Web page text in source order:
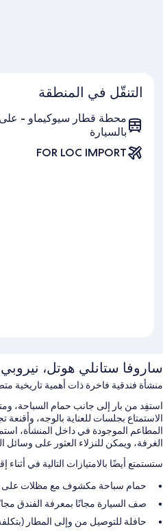
التنقّل في المنطقة
بالسيارة
FOR LOC IMPORT
ساروفا ستانلي هوتل، نيروبي
منشأة فندقية فاخرة ذات أهمية تاريخية
استفِد من بار إلى جانب حمام السباحة،
المطاعم الموجودة في داخل المنشأة،
الغرفة، ويمكن للنزلاء العثور على وسائل
ستستمتع أيضًا بالامتيازات التالية في أثناء
حمام سباحة مكشوف مع مظلات على
صف السيارة مجانًا بمعرفة الفندق
حافلة للتوصيل من وإلى المطار